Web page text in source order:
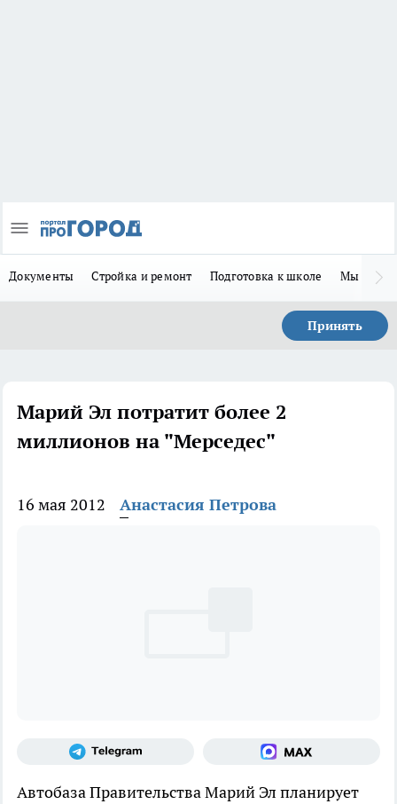
Документы Стройка и ремонт Подготовка к школе Мы в MAX
Принять
Марий Эл потратит более 2
миллионов на "Мерседес"
16 мая 2012 Анастасия Петрова
Автобаза Правительства Марий Эл планирует